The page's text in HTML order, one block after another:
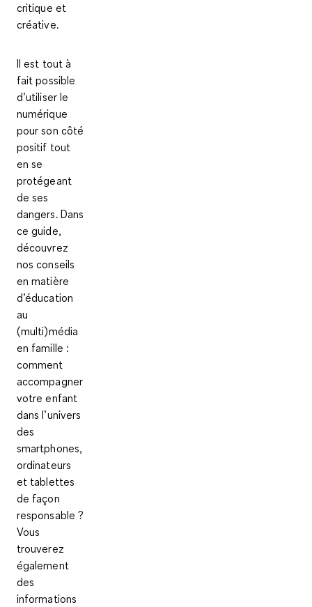
critique et
créative.
Il est tout à
fait possible
d’utiliser le
numérique
pour son côté
positif tout
en se
protégeant
de ses
dangers. Dans
ce guide,
découvrez
nos conseils
en matière
d’éducation
au
(multi)média
en famille :
comment
accompagner
votre enfant
dans l’univers
des
smartphones,
ordinateurs
et tablettes
de façon
responsable ?
Vous
trouverez
également
des
informations